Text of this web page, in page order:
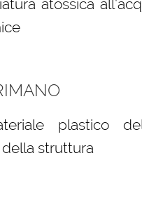
atossica
plastico
struttura